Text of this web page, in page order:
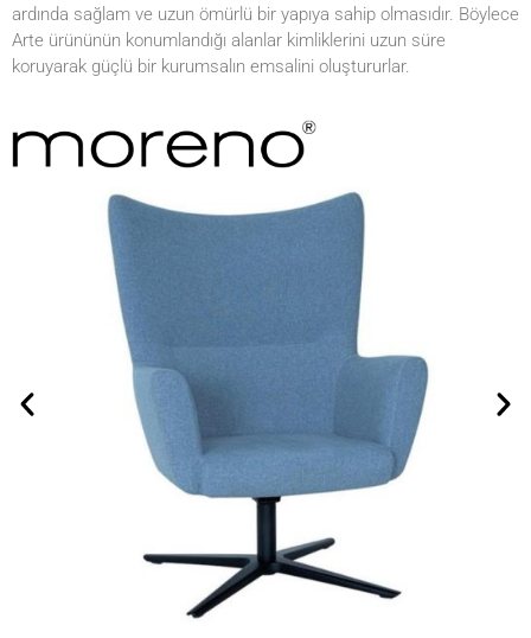
ardında sağlam ve uzun ömürlü bir yapıya sahip olmasıdır. Böylece
Arte ürününün konumlandığı alanlar kimliklerini uzun süre
koruyarak güçlü bir kurumsalın emsalini oluştururlar.